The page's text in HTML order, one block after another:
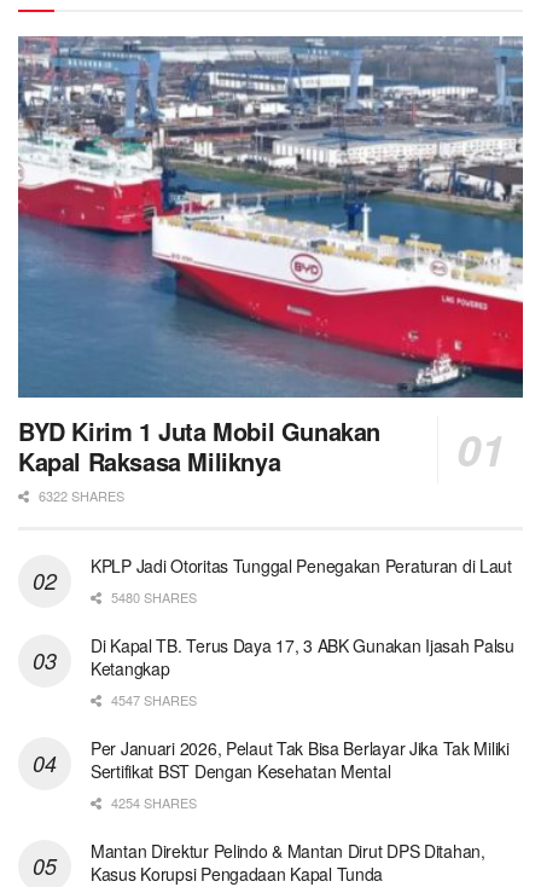
BYD Kirim 1 Juta Mobil Gunakan
Kapal Raksasa Miliknya
6322 SHARES
KPLP Jadi Otoritas Tunggal Penegakan Peraturan di Laut
5480 SHARES
Di Kapal TB. Terus Daya 17, 3 ABK Gunakan Ijasah Palsu
Ketangkap
4547 SHARES
Per Januari 2026, Pelaut Tak Bisa Berlayar Jika Tak Miliki
Sertifikat BST Dengan Kesehatan Mental
4254 SHARES
Mantan Direktur Pelindo & Mantan Dirut DPS Ditahan,
Kasus Korupsi Pengadaan Kapal Tunda